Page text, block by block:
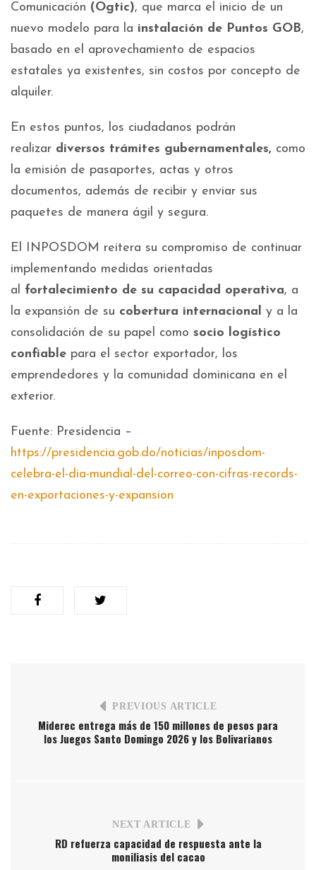
Comunicación (Ogtic), que marca el inicio de un
nuevo modelo para la instalación de Puntos GOB,
basado en el aprovechamiento de espacios
estatales ya existentes, sin costos por concepto de
alquiler.
En estos puntos, los ciudadanos podrán
realizar diversos trámites gubernamentales, como
la emisión de pasaportes, actas y otros
documentos, además de recibir y enviar sus
paquetes de manera ágil y segura.
El INPOSDOM reitera su compromiso de continuar
implementando medidas orientadas
al fortalecimiento de su capacidad operativa, a
la expansión de su cobertura internacional y a la
consolidación de su papel como socio logístico
confiable para el sector exportador, los
emprendedores y la comunidad dominicana en el
exterior.
Fuente: Presidencia –
https://presidencia.gob.do/noticias/inposdom-
celebra-el-dia-mundial-del-correo-con-cifras-records-
en-exportaciones-y-expansion
PREVIOUS ARTICLE
Miderec entrega más de 150 millones de pesos para
los Juegos Santo Domingo 2026 y los Bolivarianos
NEXT ARTICLE
RD refuerza capacidad de respuesta ante la
moniliasis del cacao